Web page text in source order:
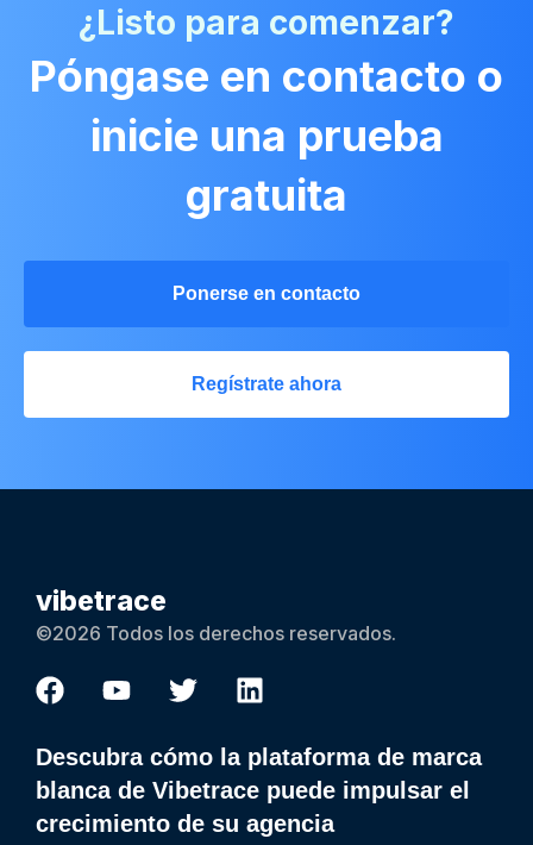
¿Listo para comenzar?
Póngase en contacto o
inicie una prueba
gratuita
Ponerse en contacto
Regístrate ahora
vibetrace
©2026 Todos los derechos reservados.
Descubra cómo la plataforma de marca
blanca de Vibetrace puede impulsar el
crecimiento de su agencia